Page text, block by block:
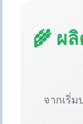
🌾 ผ
จากเริ่ม